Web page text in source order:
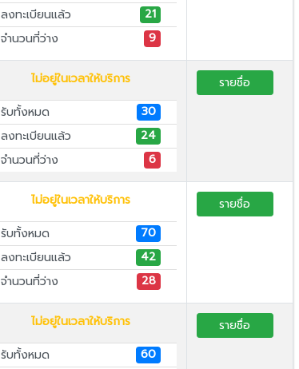
ลงทะเบียนแล้ว
21
จำนวนที่ว่าง
9
ไม่อยู่ในเวลาให้บริการ
รับทั้งหมด
30
ลงทะเบียนแล้ว
24
จำนวนที่ว่าง
6
รายชื่อ
ไม่อยู่ในเวลาให้บริการ
รับทั้งหมด
70
ลงทะเบียนแล้ว
42
จำนวนที่ว่าง
28
รายชื่อ
ไม่อยู่ในเวลาให้บริการ
รับทั้งหมด
60
รายชื่อ